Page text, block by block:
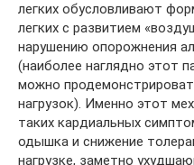
легких обусловливают
легких с развитием
нарушению опорожнения
(наиболее наглядно этот
можно
нагрузок). Именно этот
таких кардиальных
одышка и снижение
нагрузке, заметно